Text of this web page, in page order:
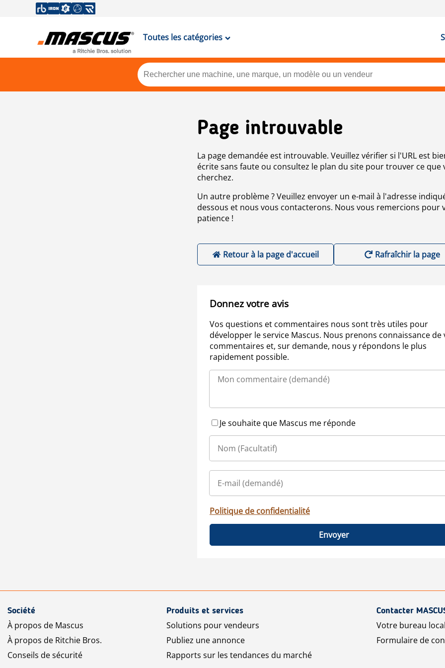
Toutes les catégories
Page introuvable
La page demandée est introuvable. Veuillez vérifier si l'URL est
écrite sans faute ou consultez le plan du site pour trouver ce que
cherchez.
Un autre problème ? Veuillez envoyer un e-mail à l'adresse
dessous et nous vous contacterons. Nous vous remercions pour
patience !
Retour à la page d'accueil Rafraîchir la page
Donnez votre avis
Vos questions et commentaires nous sont très utiles pour
développer le service Mascus. Nous prenons connaissance de
commentaires et, sur demande, nous y répondons le plus
rapidement possible.
Je souhaite que Mascus me réponde
Politique de confidentialité
Envoyer
Société
À propos de Mascus
À propos de Ritchie Bros.
Conseils de sécurité
Produits et services
Solutions pour vendeurs
Publiez une annonce
Rapports sur les tendances du marché
Contacter
Votre bureau
Formulaire de